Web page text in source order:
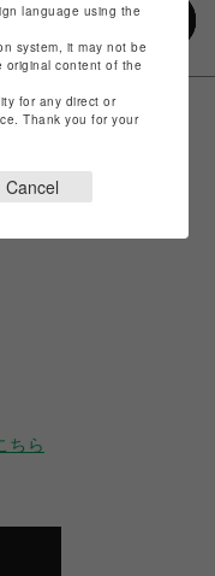
ちら
language using the
system, it may not be
original content of the
for any direct or
Thank you for your
Cancel